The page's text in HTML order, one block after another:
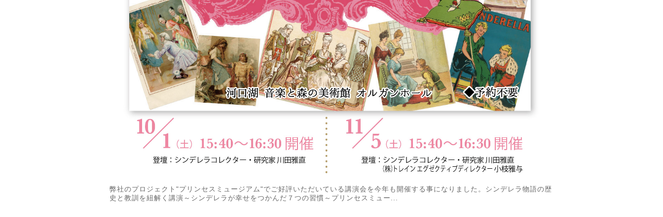
弊社のプロジェクト"プリンセスミュージアム"でご好評いただいている講演会を今年も開催する事になりました。シンデレラ物語の歴
史と教訓を紐解く講演～シンデレラが幸せをつかんだ７つの習慣～プリンセスミュー...